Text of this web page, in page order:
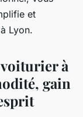
et
Lyon.
voiturier à
gain